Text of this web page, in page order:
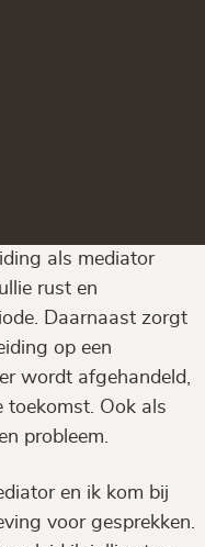
als mediator
rust en
Daarnaast zorgt
op een
wordt afgehandeld,
toekomst. Ook als
probleem.
en ik kom bij
voor gesprekken.